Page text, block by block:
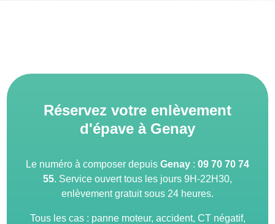
Réservez votre enlèvement
d'épave à Genay
Le numéro à composer depuis Genay : 09 70 70 74
55. Service ouvert tous les jours 9H-22H30,
enlèvement gratuit sous 24 heures.
Tous les cas : panne moteur, accident, CT négatif,